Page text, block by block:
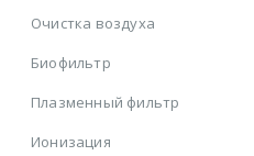
Очистка воздуха
Биофильтр
Плазменный фильтр
Ионизация